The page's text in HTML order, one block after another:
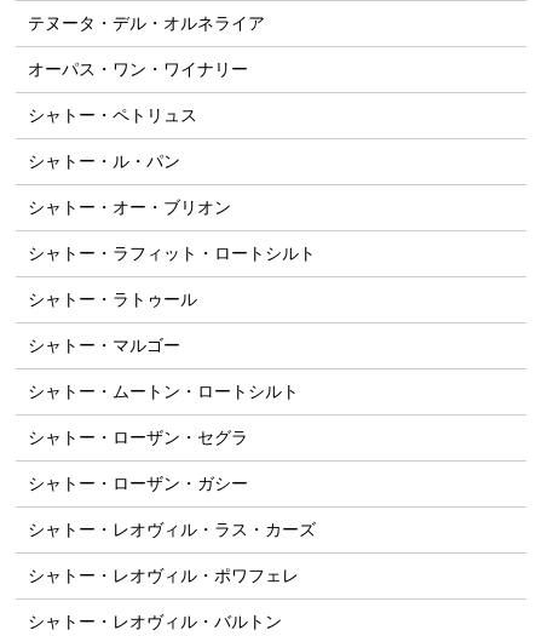
テヌータ・デル・オルネライア
オーパス・ワン・ワイナリー
シャトー・ペトリュス
シャトー・ル・パン
シャトー・オー・ブリオン
シャトー・ラフィット・ロートシルト
シャトー・ラトゥール
シャトー・マルゴー
シャトー・ムートン・ロートシルト
シャトー・ローザン・セグラ
シャトー・ローザン・ガシー
シャトー・レオヴィル・ラス・カーズ
シャトー・レオヴィル・ポワフェレ
シャトー・レオヴィル・バルトン